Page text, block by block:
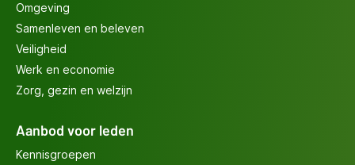
Omgeving
Samenleven en beleven
Veiligheid
Werk en economie
Zorg, gezin en welzijn
Aanbod voor leden
Kennisgroepen